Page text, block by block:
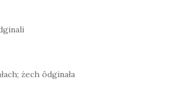
żech ôdginała